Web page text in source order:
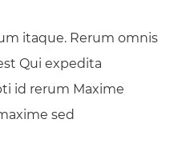
itaque. Rerum omnis
Qui expedita
id rerum Maxime
sed